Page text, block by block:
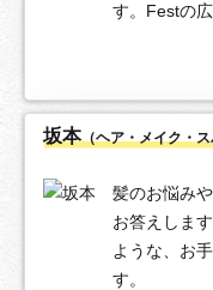
す。Festの広
坂本（ヘア・メイク・
髪のお悩み
お答えしま
ような、お
す。